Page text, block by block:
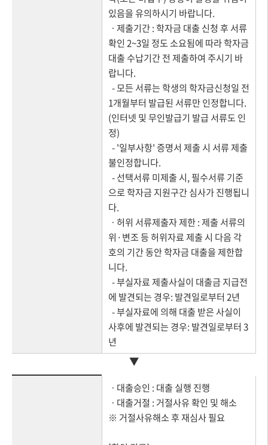
있음을 유의하시기 바랍니다.
ㆍ제출기간 : 학자금 대출 신청 후 서류
확인 2~3일 정도 소요됨에 따라 학자금
대출 수납기간 전 제출하여 주시기 바
랍니다.
- 모든 서류는 학생의 학자금신청일 전
1개월부터 발급된 서류만 인정합니다.
(인터넷 및 무인발급기 발급 서류도 인
정)
- '일부사항' 증명서 제출 시 서류 제출
불인정합니다.
- 선택서류 미제출 시, 필수서류 기준
으로 학자금 지원구간 심사가 진행됩니
다.
ㆍ허위 서류제출자 제한 : 제출 서류의
위·변조 등 허위자료 제출 시 다음 각
호의 기간 동안 학자금 대출을 제한합
니다.
- 부실자료 제출사실이 대출금 지급전
에 발견되는 경우: 발견일로부터 2년
- 부실자료에 의해 대출 받은 사실이
사후에 발견되는 경우: 발견일로부터 3
년
▼
ㆍ대출승인 : 대출 실행 진행
ㆍ대출거절 : 거절사유 확인 및 해소
※ 거절사유해소 후 재심사 필요